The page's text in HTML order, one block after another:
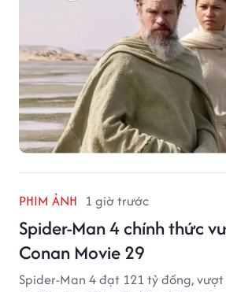
PHIM ẢNH 1 giờ trước
Spider-Man 4 chính thức
Conan Movie 29
Spider-Man 4 đạt 121 tỷ đồng,